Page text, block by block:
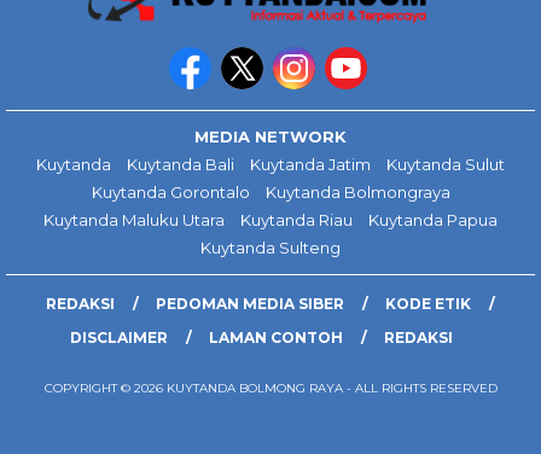
MEDIA NETWORK
Kuytanda
Kuytanda Bali Kuytanda Jatim
Kuytanda Sulut
Kuytanda Gorontalo
Kuytanda Bolmongraya
Kuytanda Maluku Utara
Kuytanda Riau
Kuytanda Papua
Kuytanda Sulteng
REDAKSI PEDOMAN MEDIA SIBER
KODE ETIK
DISCLAIMER
LAMAN CONTOH REDAKSI
COPYRIGHT © 2026 KUYTANDA BOLMONG RAYA - ALL RIGHTS RESERVED